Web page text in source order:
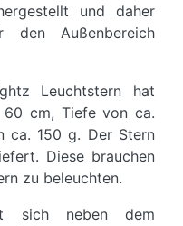
und daher
Außenbereich
Leuchtstern hat
60 cm, Tiefe von ca.
ca. 150 g. Der Stern
Diese brauchen
zu beleuchten.
sich neben dem